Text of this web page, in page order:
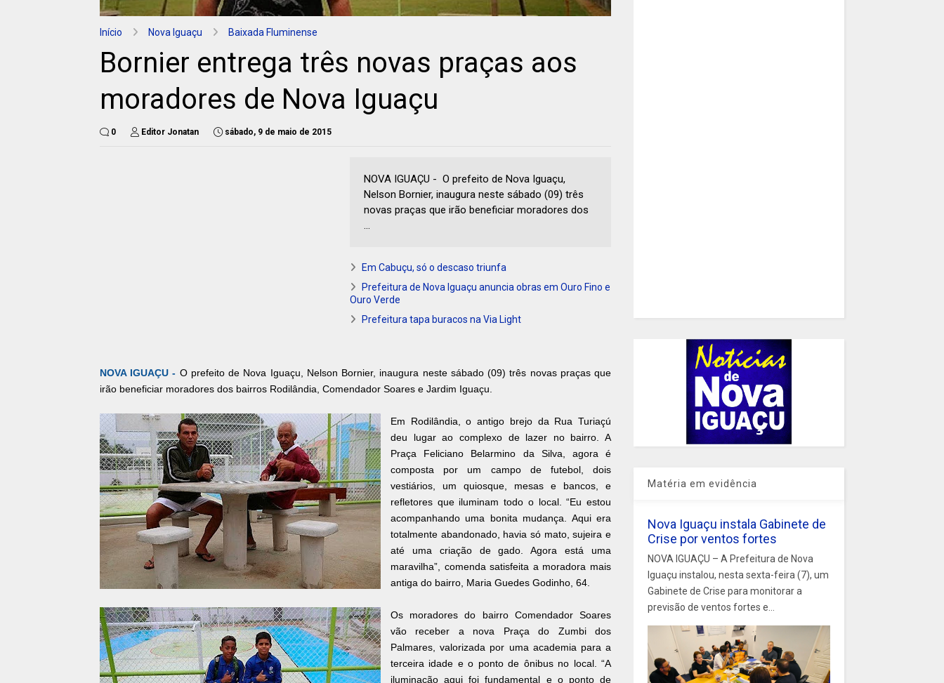
Início Nova Iguaçu Baixada Fluminense
Bornier entrega três novas praças aos
moradores de Nova Iguaçu
0 Editor Jonatan sábado, 9 de maio de 2015
NOVA IGUAÇU - O prefeito de Nova Iguaçu,
Nelson Bornier, inaugura neste sábado (09) três
novas praças que irão beneficiar moradores dos
Em Cabuçu, só o descaso triunfa
Prefeitura de Nova Iguaçu anuncia obras em Ouro Fino e
Ouro Verde
Prefeitura tapa buracos na Via Light
NOVA IGUAÇU - O prefeito de Nova Iguaçu, Nelson Bornier, inaugura neste sábado (09) três novas praças que
irão beneficiar moradores dos bairros Rodilândia, Comendador Soares e Jardim Iguaçu.
Em Rodilândia, o antigo brejo da Rua Turiaçú
deu lugar ao complexo de lazer no bairro. A
Praça Feliciano Belarmino da Silva, agora é
composta por um campo de futebol, dois
vestiários, um quiosque, mesas e bancos, e
refletores que iluminam todo o local. “Eu estou
acompanhando uma bonita mudança. Aqui era
totalmente abandonado, havia só mato, sujeira e
até uma criação de gado. Agora está uma
maravilha”, comenda satisfeita a moradora mais
antiga do bairro, Maria Guedes Godinho, 64.
Os moradores do bairro Comendador Soares
vão receber a nova Praça do Zumbi dos
Palmares, valorizada por uma academia para a
terceira idade e o ponto de ônibus no local. “A
iluminação aqui foi fundamental e o ponto de
Matéria em evidência
Nova Iguaçu instala Gabinete de
Crise por ventos fortes
NOVA IGUAÇU – A Prefeitura de Nova
Iguaçu instalou, nesta sexta-feira (7), um
Gabinete de Crise para monitorar a
previsão de ventos fortes e...